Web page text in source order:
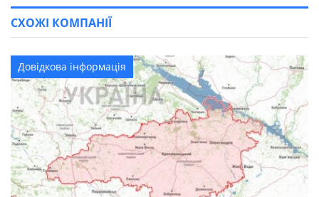
СХОЖІ КОМПАНІЇ
Довідкова інформація